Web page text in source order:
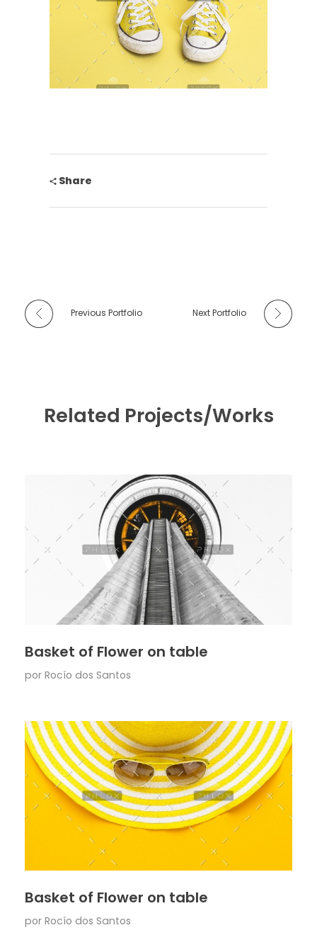
Share
Previous Portfolio Next Portfolio
Related Projects/Works
Basket of Flower on table
por Rocío dos Santos
Basket of Flower on table
por Rocío dos Santos